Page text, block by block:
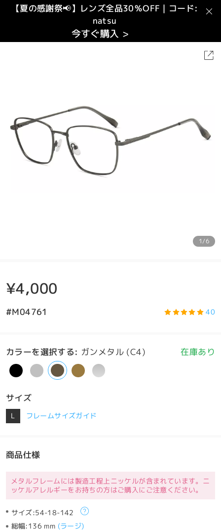
【夏の感謝祭📢】レンズ全品30％OFF｜コード:
natsu
今すぐ購入 >
1/6
¥4,000
#M04761 40
カラーを選択する: ガンメタル (C4) 在庫あり
サイズ
L フレームサイズガイド
商品仕様
メタルフレームには製造工程上ニッケルが含まれています。ニ
ッケルアレルギーをお持ちの方はご購入にご注意ください。
サイズ:54-18-142
総幅:136 mm (ラージ)